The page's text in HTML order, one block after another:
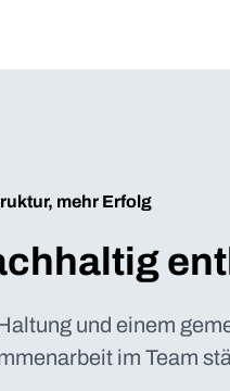
mehr Erfolg
und einem
im Team